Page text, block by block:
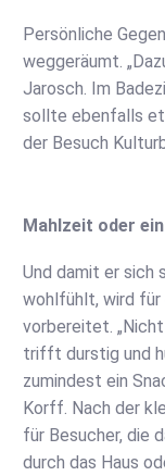
Persönliche
weggeräumt.
Jarosch. Im
sollte ebenfalls
der Besuch
Mahlzeit oder
Und damit er sich
wohlfühlt, wird für
vorbereitet.
trifft durstig und
zumindest ein
Korff. Nach der
für Besucher, die
durch das Haus